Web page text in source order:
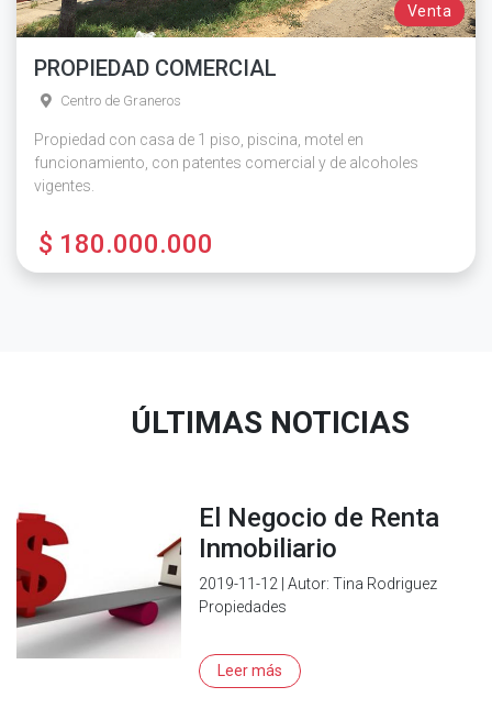
Venta
PROPIEDAD COMERCIAL
Centro de Graneros
Propiedad con casa de 1 piso, piscina, motel en
funcionamiento, con patentes comercial y de alcoholes
vigentes.
$ 180.000.000
ÚLTIMAS NOTICIAS
El Negocio de Renta
Inmobiliario
2019-11-12 | Autor: Tina Rodriguez
Propiedades
Leer más